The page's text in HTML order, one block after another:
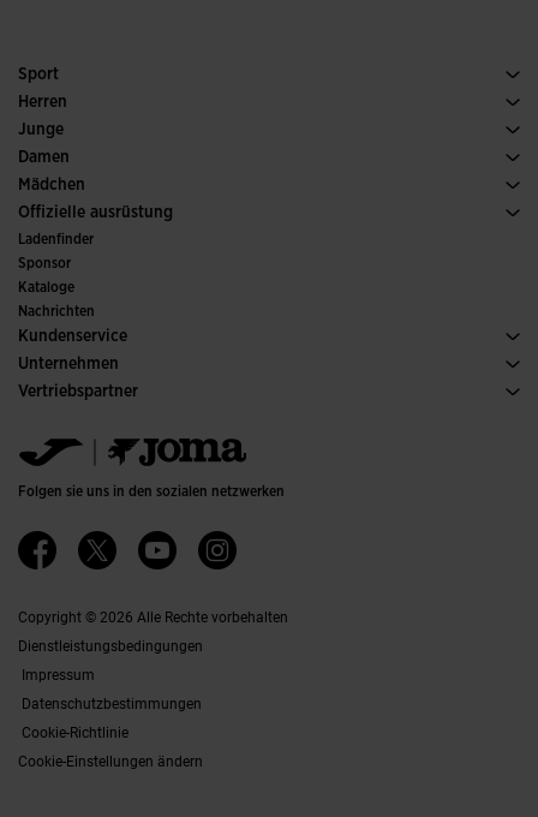
Sport
Running
Fussball
Padel
Trailrunning
Herren
Schuh Herren
Sport
Junge
Alle Jungenbekleidung anzeigen
Damen
Schuh Damen
Sport
Mädchen
Alle Mädchenkleidung anzeigen
Offizielle ausrüstung
Fussball
Hallenfussball
Ausschüsse und Verbände
Sonderausgaben
Ladenfinder
Sponsor
Kataloge
Nachrichten
Kundenservice
Kaufbedingungen
Transport und Lieferung
FAQs
Unternehmen
Kataloge
Ethischer Kanal
Qualitäts- und Umweltpolitik
Jobs & Karriere
Ethics Channel
Vertriebspartner
Jomanet
Marketing-Bereich
Kontakt aufnehmen
Folgen sie uns in den sozialen netzwerken
Copyright © 2026 Alle Rechte vorbehalten
Dienstleistungsbedingungen
Impressum
Datenschutzbestimmungen
Cookie-Richtlinie
Cookie-Einstellungen ändern